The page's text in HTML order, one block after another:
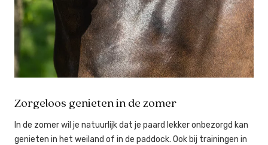
Zorgeloos genieten in de zomer
In de zomer wil je natuurlijk dat je paard lekker onbezorgd kan
genieten in het weiland of in de paddock. Ook bij trainingen in